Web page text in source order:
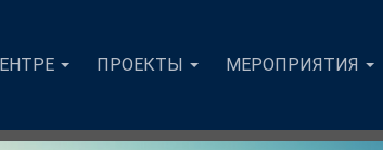
ПРОЕКТЫ МЕРОПРИЯТИЯ